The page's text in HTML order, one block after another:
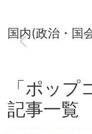
国内(政治・国
「ポッ
記事一覧